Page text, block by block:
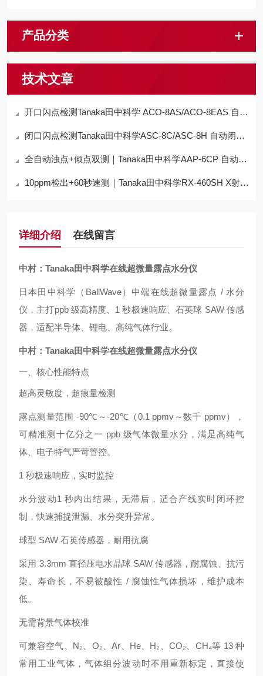
产品分类
技术文章
开口闪点检测Tanaka田中科学 ACO-8AS/ACO-8EAS 自动开口闪点测试仪技术报告
闭口闪点检测Tanaka田中科学ASC-8C/ASC-8H 自动闭口闪点测试仪技术报告
全自动浊点+倾点双测｜Tanaka田中科学AAP-6CP 自动浊点测定仪 技术报告
10ppm检出+60秒速测｜Tanaka田中科学RX-460SH X射线荧光硫分析仪 技术报告
详细介绍 在线留言
中村：Tanaka田中科学在线超微量露点水分仪
日本田中科学（BallWave）中端在线超微量露点 / 水分
仪，主打ppb 级高精度、1 秒极速响应、石英球 SAW 传感
器，适配半导体、锂电、高纯气体行业。
中村：Tanaka田中科学在线超微量露点水分仪
一、核心性能特点
超高灵敏度，超痕量检测
露点测量范围 ‑90℃～‑20℃（0.1 ppmv～数千 ppmv）
，
可精准测 十亿分之一 ppb 级气体微量水分，满足高纯气
体、电子特气严苛管控。
1 秒极速响应，实时监控
水分波动1 秒内出结果 ，无滞后，适合产线实时闭环控
制，快速捕捉泄漏、水分突升异常。
球型 SAW 石英传感器，耐用抗腐
采用 3.3mm 直径压电水晶球 SAW 传感器 ，耐腐蚀、抗污
染、寿命长，不易被酸性 / 腐蚀性气体损坏，维护成本
低。
无需背景气体校准
可兼容空气、N₂、O₂、Ar、He、H₂、CO₂、CH₄等 13 种
常用工业气体，气体组分波动时不用重新标定，直接使